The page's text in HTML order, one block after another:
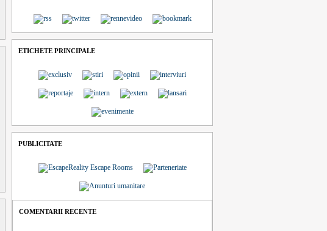
ETICHETE PRINCIPALE
PUBLICITATE
COMENTARII RECENTE